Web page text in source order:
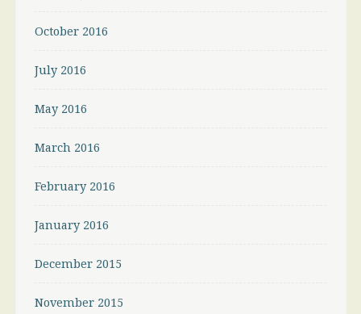
October 2016
July 2016
May 2016
March 2016
February 2016
January 2016
December 2015
November 2015